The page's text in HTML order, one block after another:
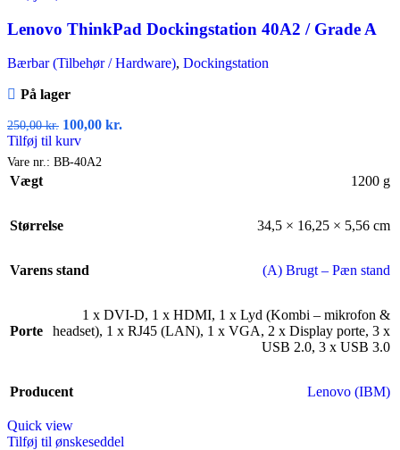
Lenovo ThinkPad Dockingstation 40A2 / Grade A
Bærbar (Tilbehør / Hardware), Dockingstation
På lager
250,00kr. 100,00 kr.
Tilføj til kurv
Vare nr.: BB-40A2
Vægt 1200 g
Størrelse 34,5 × 16,25 × 5,56 cm
Varens stand (A) Brugt – Pæn stand
Porte
1 x DVI-D, 1 x HDMI, 1 x Lyd (Kombi – mikrofon &
headset), 1 x RJ45 (LAN), 1 x VGA, 2 x Display porte, 3 x
USB 2.0, 3 x USB 3.0
Producent Lenovo (IBM)
Quick view
Tilføj til ønskeseddel